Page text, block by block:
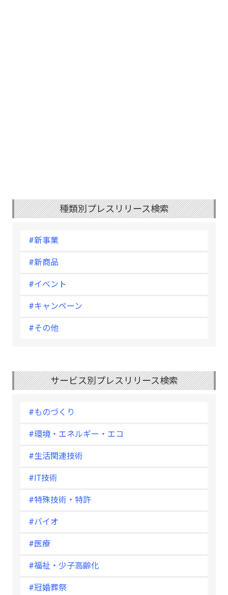
種類別プレスリリース検索
#新事業
#新商品
#イベント
#キャンペーン
#その他
サービス別プレスリリース検索
#ものづくり
#環境・エネルギー・エコ
#生活関連技術
#IT技術
#特殊技術・特許
#バイオ
#医療
#福祉・少子高齢化
#冠婚葬祭